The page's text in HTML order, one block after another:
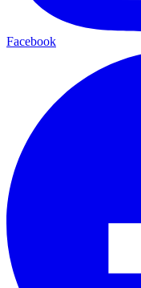
Facebook